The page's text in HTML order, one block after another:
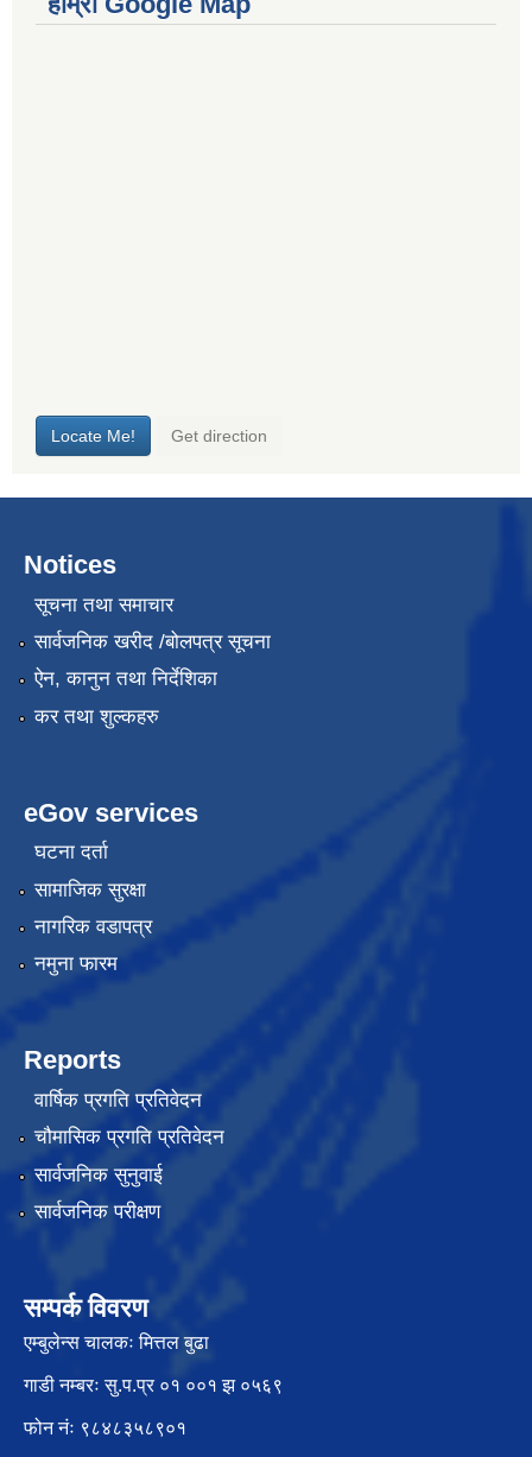
Notices
सूचना तथा समाचार
सार्वजनिक खरीद /बोलपत्र सूचना
ऐन, कानुन तथा निर्देशिका
कर तथा शुल्कहरु
eGov services
घटना दर्ता
सामाजिक सुरक्षा
नागरिक वडापत्र
नमुना फारम
Reports
वार्षिक प्रगति प्रतिवेदन
चौमासिक प्रगति प्रतिवेदन
सार्वजनिक सुनुवाई
सार्वजनिक परीक्षण
सम्पर्क विवरण
एम्बुलेन्स चालकः मित्तल बुढा
गाडी नम्बरः सु.प.प्र ०१ ००१ झ ०५६९
फोन नंः ९८४८३५८९०१